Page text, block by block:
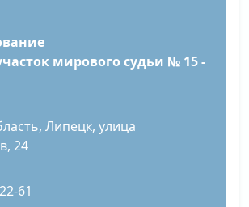
мирового судьи № 15 -
Липецк, улица
24
61